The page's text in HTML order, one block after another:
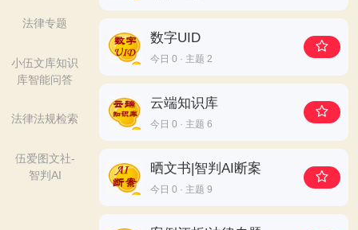
法律专题
小伍文库知识
库智能问答
法律法规检索
伍爱图文社-
智判AI
数字UID
今日 0 · 主题 2
云端知识库
今日 0 · 主题 6
晒文书|智判AI断案
今日 0 · 主题 9